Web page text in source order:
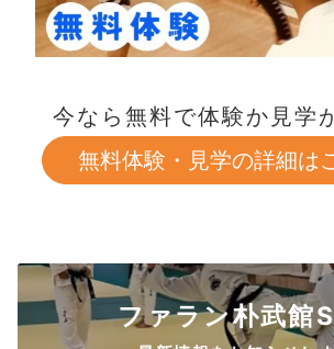
今なら無料で体験か見学
無料体験・見学の詳細は
ファラン朴武館